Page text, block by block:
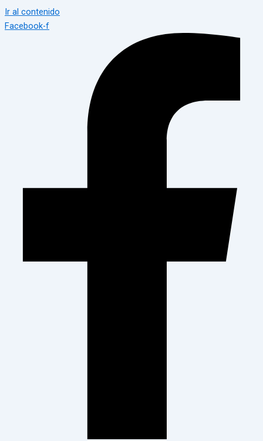
Ir al contenido
Facebook-f